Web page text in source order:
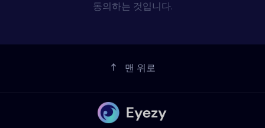
동의하는 것입니다.
맨 위로